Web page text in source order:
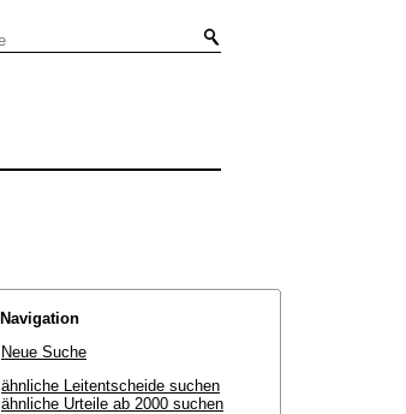
Navigation
Neue Suche
ähnliche Leitentscheide suchen
ähnliche Urteile ab 2000 suchen